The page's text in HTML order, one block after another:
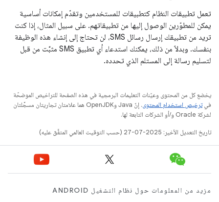
تعمل تطبيقات النظام كتطبيقات للمستخدمين وتقدّم إمكانات أساسية
يمكن للمطوّرين الوصول إليها من تطبيقاتهم. على سبيل المثال، إذا كنت
تريد من تطبيقك إرسال رسائل SMS، لن تحتاج إلى إنشاء هذه الوظيفة
بنفسك. وبدلاً من ذلك، يمكنك استدعاء أي تطبيق SMS مثبَّت من قبل
لتسليم رسالة إلى المستلم الذي تحدده.
يخضع كل من المحتوى وعيّنات التعليمات البرمجية في هذه الصفحة للتراخيص الموضحّة
فيترخيص استخدام المحتوى
. إنّ Java وOpenJDK هما علامتان تجاريتان مسجَّلتان
لشركة Oracle و/أو الشركات التابعة لها.
تاريخ التعديل الأخير: 2025-07-27 (حسب التوقيت العالمي المتفَّق عليه)
مزيد من المعلومات حول نظام التشغيل ANDROID